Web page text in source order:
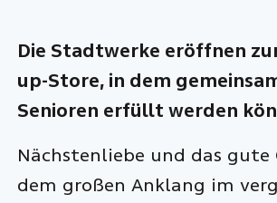
Die Stadtwerke eröffnen
up-Store, in dem
Senioren erfüllt werden
Nächstenliebe und das gute
dem großen Anklang im